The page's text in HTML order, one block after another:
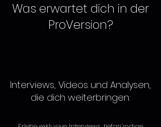
Was erwartet dich in der
ProVersion?
Interviews, Videos und Analysen,
die dich weiterbringen: